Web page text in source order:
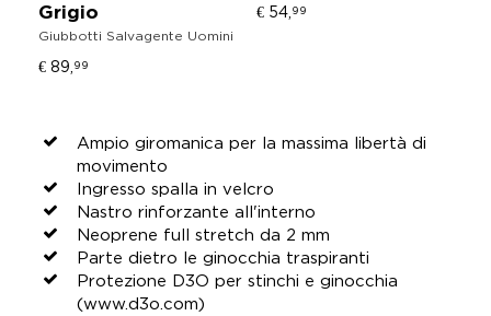
Grigio
Giubbotti Salvagente Uomini
€ 89, 99
€ 54, 99
Ampio giromanica per la massima libertà di
movimento
Ingresso spalla in velcro
Nastro rinforzante all'interno
Neoprene full stretch da 2 mm
Parte dietro le ginocchia traspiranti
Protezione D3O per stinchi e ginocchia
(www.d3o.com)